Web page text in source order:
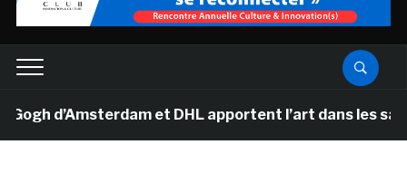
d’Amsterdam et DHL apportent l’art dans les salles